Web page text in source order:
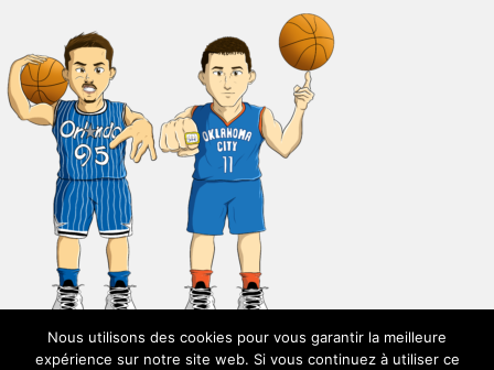
Nous utilisons des cookies pour vous garantir la meilleure
expérience sur notre site web. Si vous continuez à utiliser ce